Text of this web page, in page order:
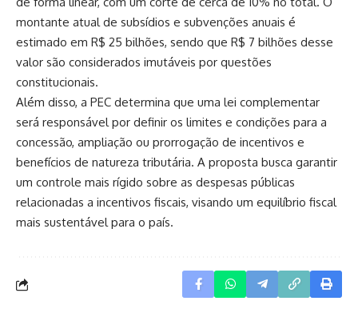
montante atual de subsídios e subvenções anuais é
estimado em R$ 25 bilhões, sendo que R$ 7 bilhões desse
valor são considerados imutáveis por questões
constitucionais.
Além disso, a PEC determina que uma lei complementar
será responsável por definir os limites e condições para a
concessão, ampliação ou prorrogação de incentivos e
benefícios de natureza tributária. A proposta busca garantir
um controle mais rígido sobre as despesas públicas
relacionadas a incentivos fiscais, visando um equilíbrio fiscal
mais sustentável para o país.